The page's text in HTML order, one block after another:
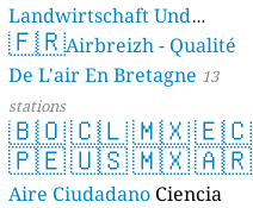
Landwirtschaft Und
Geologie) 50 stations
🇫🇷Airbreizh - Qualité
De L'air En Bretagne 13
stations
🇧🇴🇨🇱🇲🇽🇪🇨
🇵🇪🇺🇸🇲🇽🇦🇷
Aire Ciudadano Ciencia